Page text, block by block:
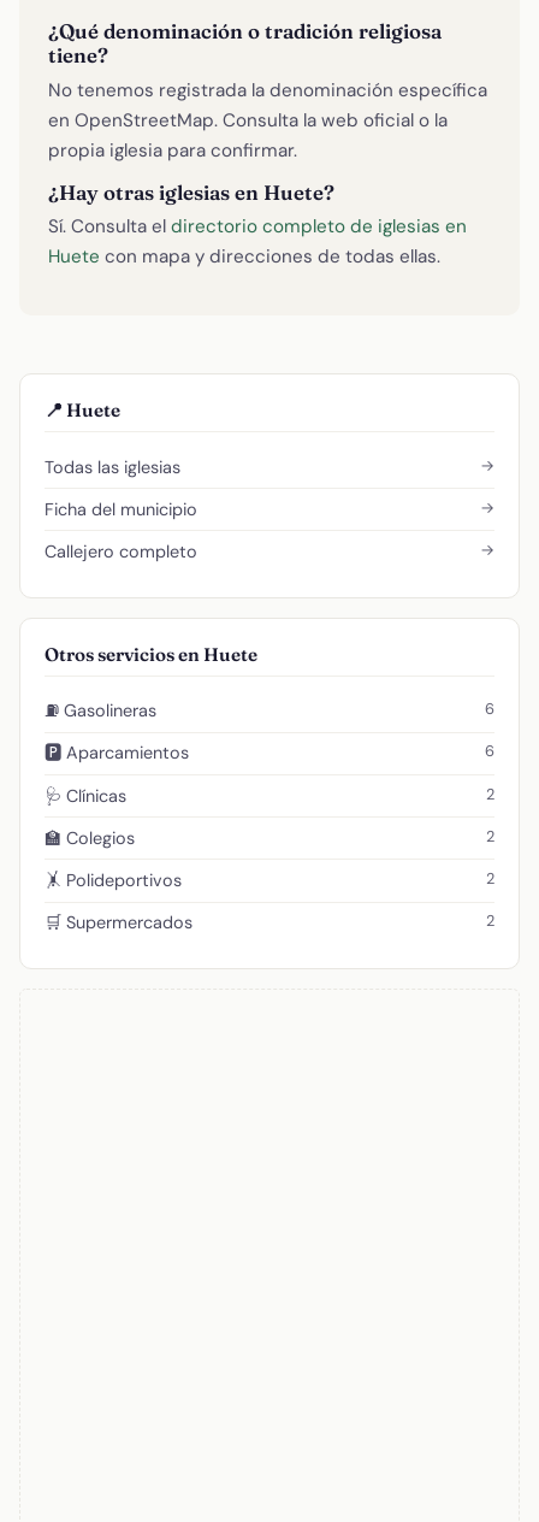
¿Qué denominación o tradición religiosa
tiene?
No tenemos registrada la denominación específica
en OpenStreetMap. Consulta la web oficial o la
propia iglesia para confirmar.
¿Hay otras iglesias en Huete?
Sí. Consulta el directorio completo de iglesias en
Huete con mapa y direcciones de todas ellas.
📍 Huete
Todas las iglesias →
Ficha del municipio →
Callejero completo →
Otros servicios en Huete
⛽ Gasolineras 6
🅿️ Aparcamientos 6
🩺 Clínicas 2
🏫 Colegios 2
🤸 Polideportivos 2
🛒 Supermercados 2